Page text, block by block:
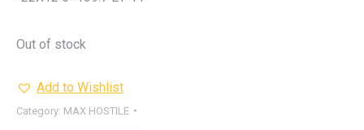
Out of stock
Add to Wishlist
Category: MAX HOSTILE